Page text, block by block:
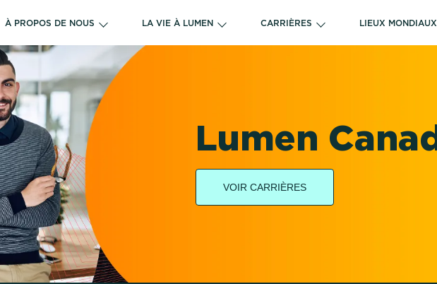
À PROPOS DE NOUS LA VIE À LUMEN CARRIÈRES LIEUX MONDIAUX
Lumen
VOIR CARRIÈRES